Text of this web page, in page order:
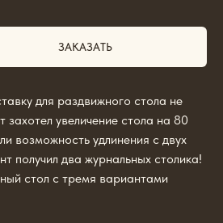
ЗАКАЗАТЬ
для раздвижного стола не
захотел увеличение стола на 80
возможность удлинения с двух
получил два журнальных столика!
стол с тремя вариантами